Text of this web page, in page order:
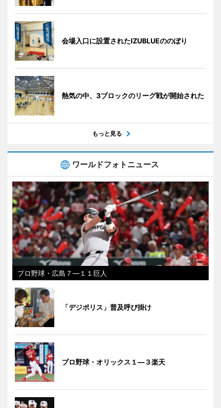
会場入口に設置されたIZUBLUEののぼり
熱気の中、3ブロックのリーグ戦が開始された
もっと見る
ワールドフォトニュース
プロ野球・広島７―１１巨人
「デジポリス」普及呼び掛け
プロ野球・オリックス１―３楽天